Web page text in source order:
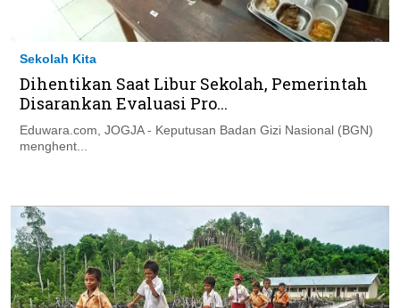
Ikuti Kami di:
Sekolah Kita
Dihentikan Saat Libur Sekolah, Pemerintah
Disarankan Evaluasi Pro...
Eduwara.com, JOGJA - Keputusan Badan Gizi Nasional (BGN)
menghent...